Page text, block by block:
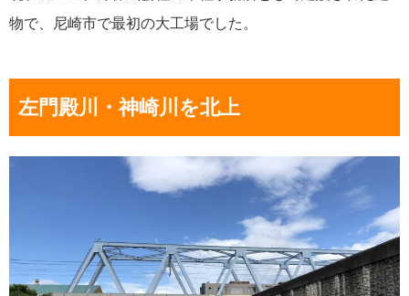
物で、尼崎市で最初の大工場でした。
左門殿川・神崎川を北上